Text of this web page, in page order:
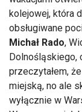
kolejowej, która
obsługiwane
Michał Rado,
Dolnośląskiego,
przeczytałem,
miejską, no ale
wyłącznie w